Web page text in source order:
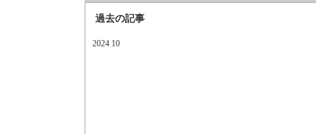
過去の記事
2024 10